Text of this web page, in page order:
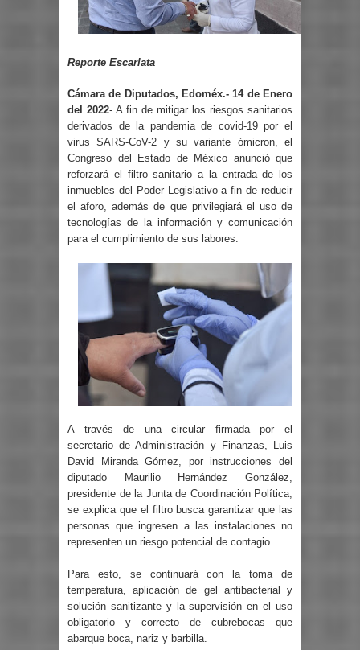
Reporte Escarlata
Cámara de Diputados, Edoméx.- 14 de Enero
del 2022- A fin de mitigar los riesgos sanitarios
derivados de la pandemia de covid-19 por el
virus SARS-CoV-2 y su variante ómicron, el
Congreso del Estado de México anunció que
reforzará el filtro sanitario a la entrada de los
inmuebles del Poder Legislativo a fin de reducir
el aforo, además de que privilegiará el uso de
tecnologías de la información y comunicación
para el cumplimiento de sus labores.
A través de una circular firmada por el
secretario de Administración y Finanzas, Luis
David Miranda Gómez, por instrucciones del
diputado Maurilio Hernández González,
presidente de la Junta de Coordinación Política,
se explica que el filtro busca garantizar que las
personas que ingresen a las instalaciones no
representen un riesgo potencial de contagio.
Para esto, se continuará con la toma de
temperatura, aplicación de gel antibacterial y
solución sanitizante y la supervisión en el uso
obligatorio y correcto de cubrebocas que
abarque boca, nariz y barbilla.